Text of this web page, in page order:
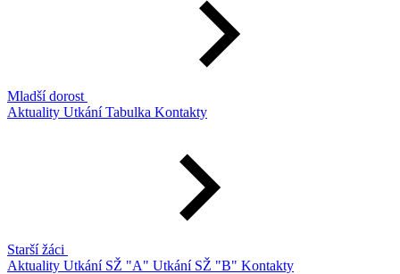
Mladší dorost
Aktuality UtkáníTabulka Kontakty
Starší žáci
Aktuality Utkání SŽ "A" Utkání SŽ "B" Kontakty